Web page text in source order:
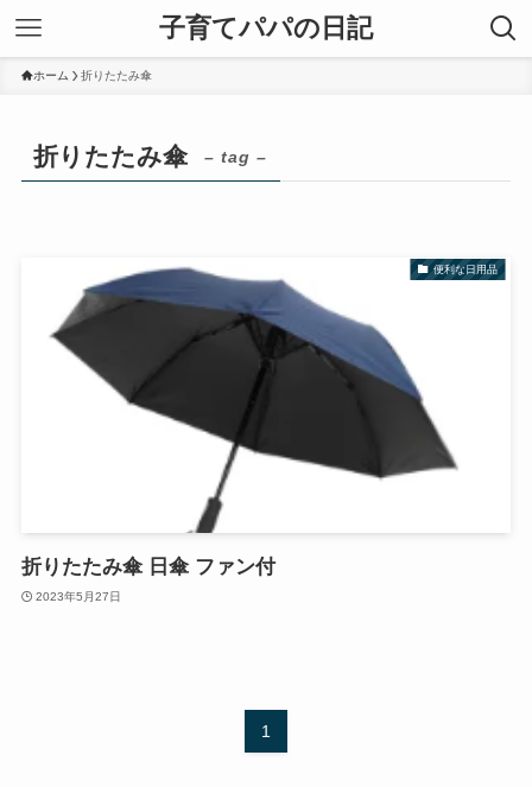
子育てパパの日記
ホーム 折りたたみ傘
折りたたみ傘 – tag –
便利な日用品
折りたたみ傘 日傘 ファン付
2023年5月27日
1